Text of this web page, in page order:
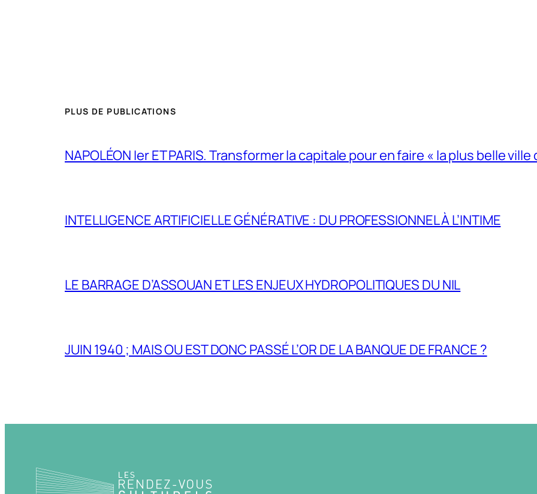
PLUS DE PUBLICATIONS
NAPOLÉON Ier ET PARIS. Transformer la capitale pour en faire « la plus belle
INTELLIGENCE ARTIFICIELLE GÉNÉRATIVE : DU PROFESSIONNEL À L’INTIME
LE BARRAGE D’ASSOUAN ET LES ENJEUX HYDROPOLITIQUES DU NIL
JUIN 1940 ; MAIS OU EST DONC PASSÉ L’OR DE LA BANQUE DE FRANCE ?